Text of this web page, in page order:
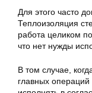
Для этого часто
Теплоизоляция
работа целиком
что нет нужды
В том случае,
главных